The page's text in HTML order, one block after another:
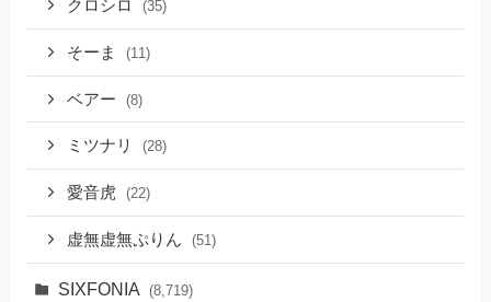
クロシロ (35)
そーま (11)
ベアー (8)
ミツナリ (28)
愛音虎 (22)
虚無虚無ぷりん (51)
SIXFONIA (8,719)